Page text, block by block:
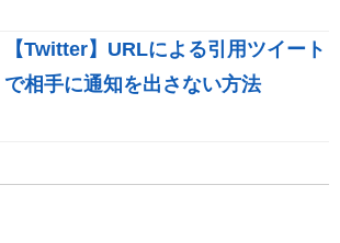
【Twitter】URLによる引用ツイート
で相手に通知を出さない方法